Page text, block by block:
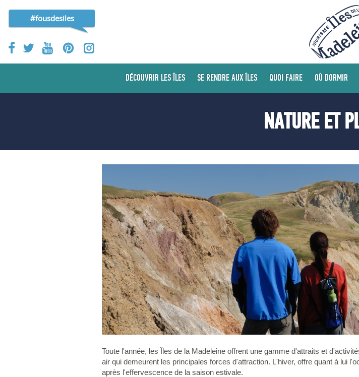
#fousdesiles
DÉCOUVRIR LES ÎLES SE RENDRE AUX ÎLES QUOI FAIRE OÙ DORMIR
NATURE ET
Toute l'année, les Îles de la Madeleine offrent une gamme d'attraits et
air qui demeurent les principales forces d'attraction. L'hiver, offre quant à lui
après l'effervescence de la saison estivale.